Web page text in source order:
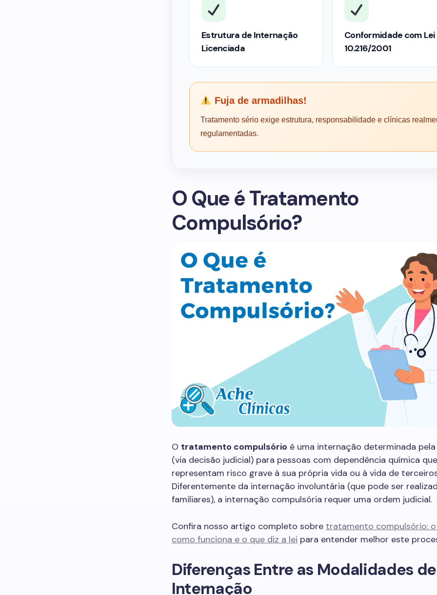
Estrutura de Internação
Licenciada
Conformidade com Lei
10.216/2001
Fuja de armadilhas!
Tratamento sério exige estrutura, responsabilidade e clínicas
regulamentadas.
O Que é Tratamento
Compulsório?
O tratamento compulsório é uma internação determinada
(via decisão judicial) para pessoas com dependência química que
representam risco grave à sua própria vida ou à vida de
Diferentemente da internação involuntária (que pode ser
familiares), a internação compulsória requer uma ordem judicial.
Confira nosso artigo completo sobre tratamento compulsório: o
como funciona e o que diz a lei para entender melhor este
Diferenças Entre as Modalidades de
Internação